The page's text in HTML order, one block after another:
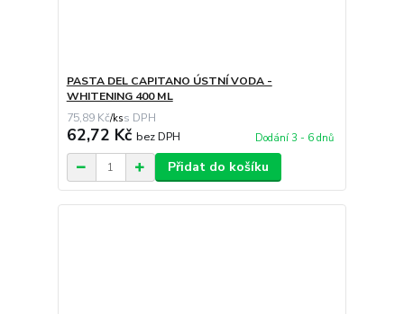
PASTA DEL CAPITANO ÚSTNÍ VODA -
WHITENING 400 ML
75,89 Kč/ks
62,72 Kč bez DPH Dodání 3 - 6 dnů
Přidat do košíku